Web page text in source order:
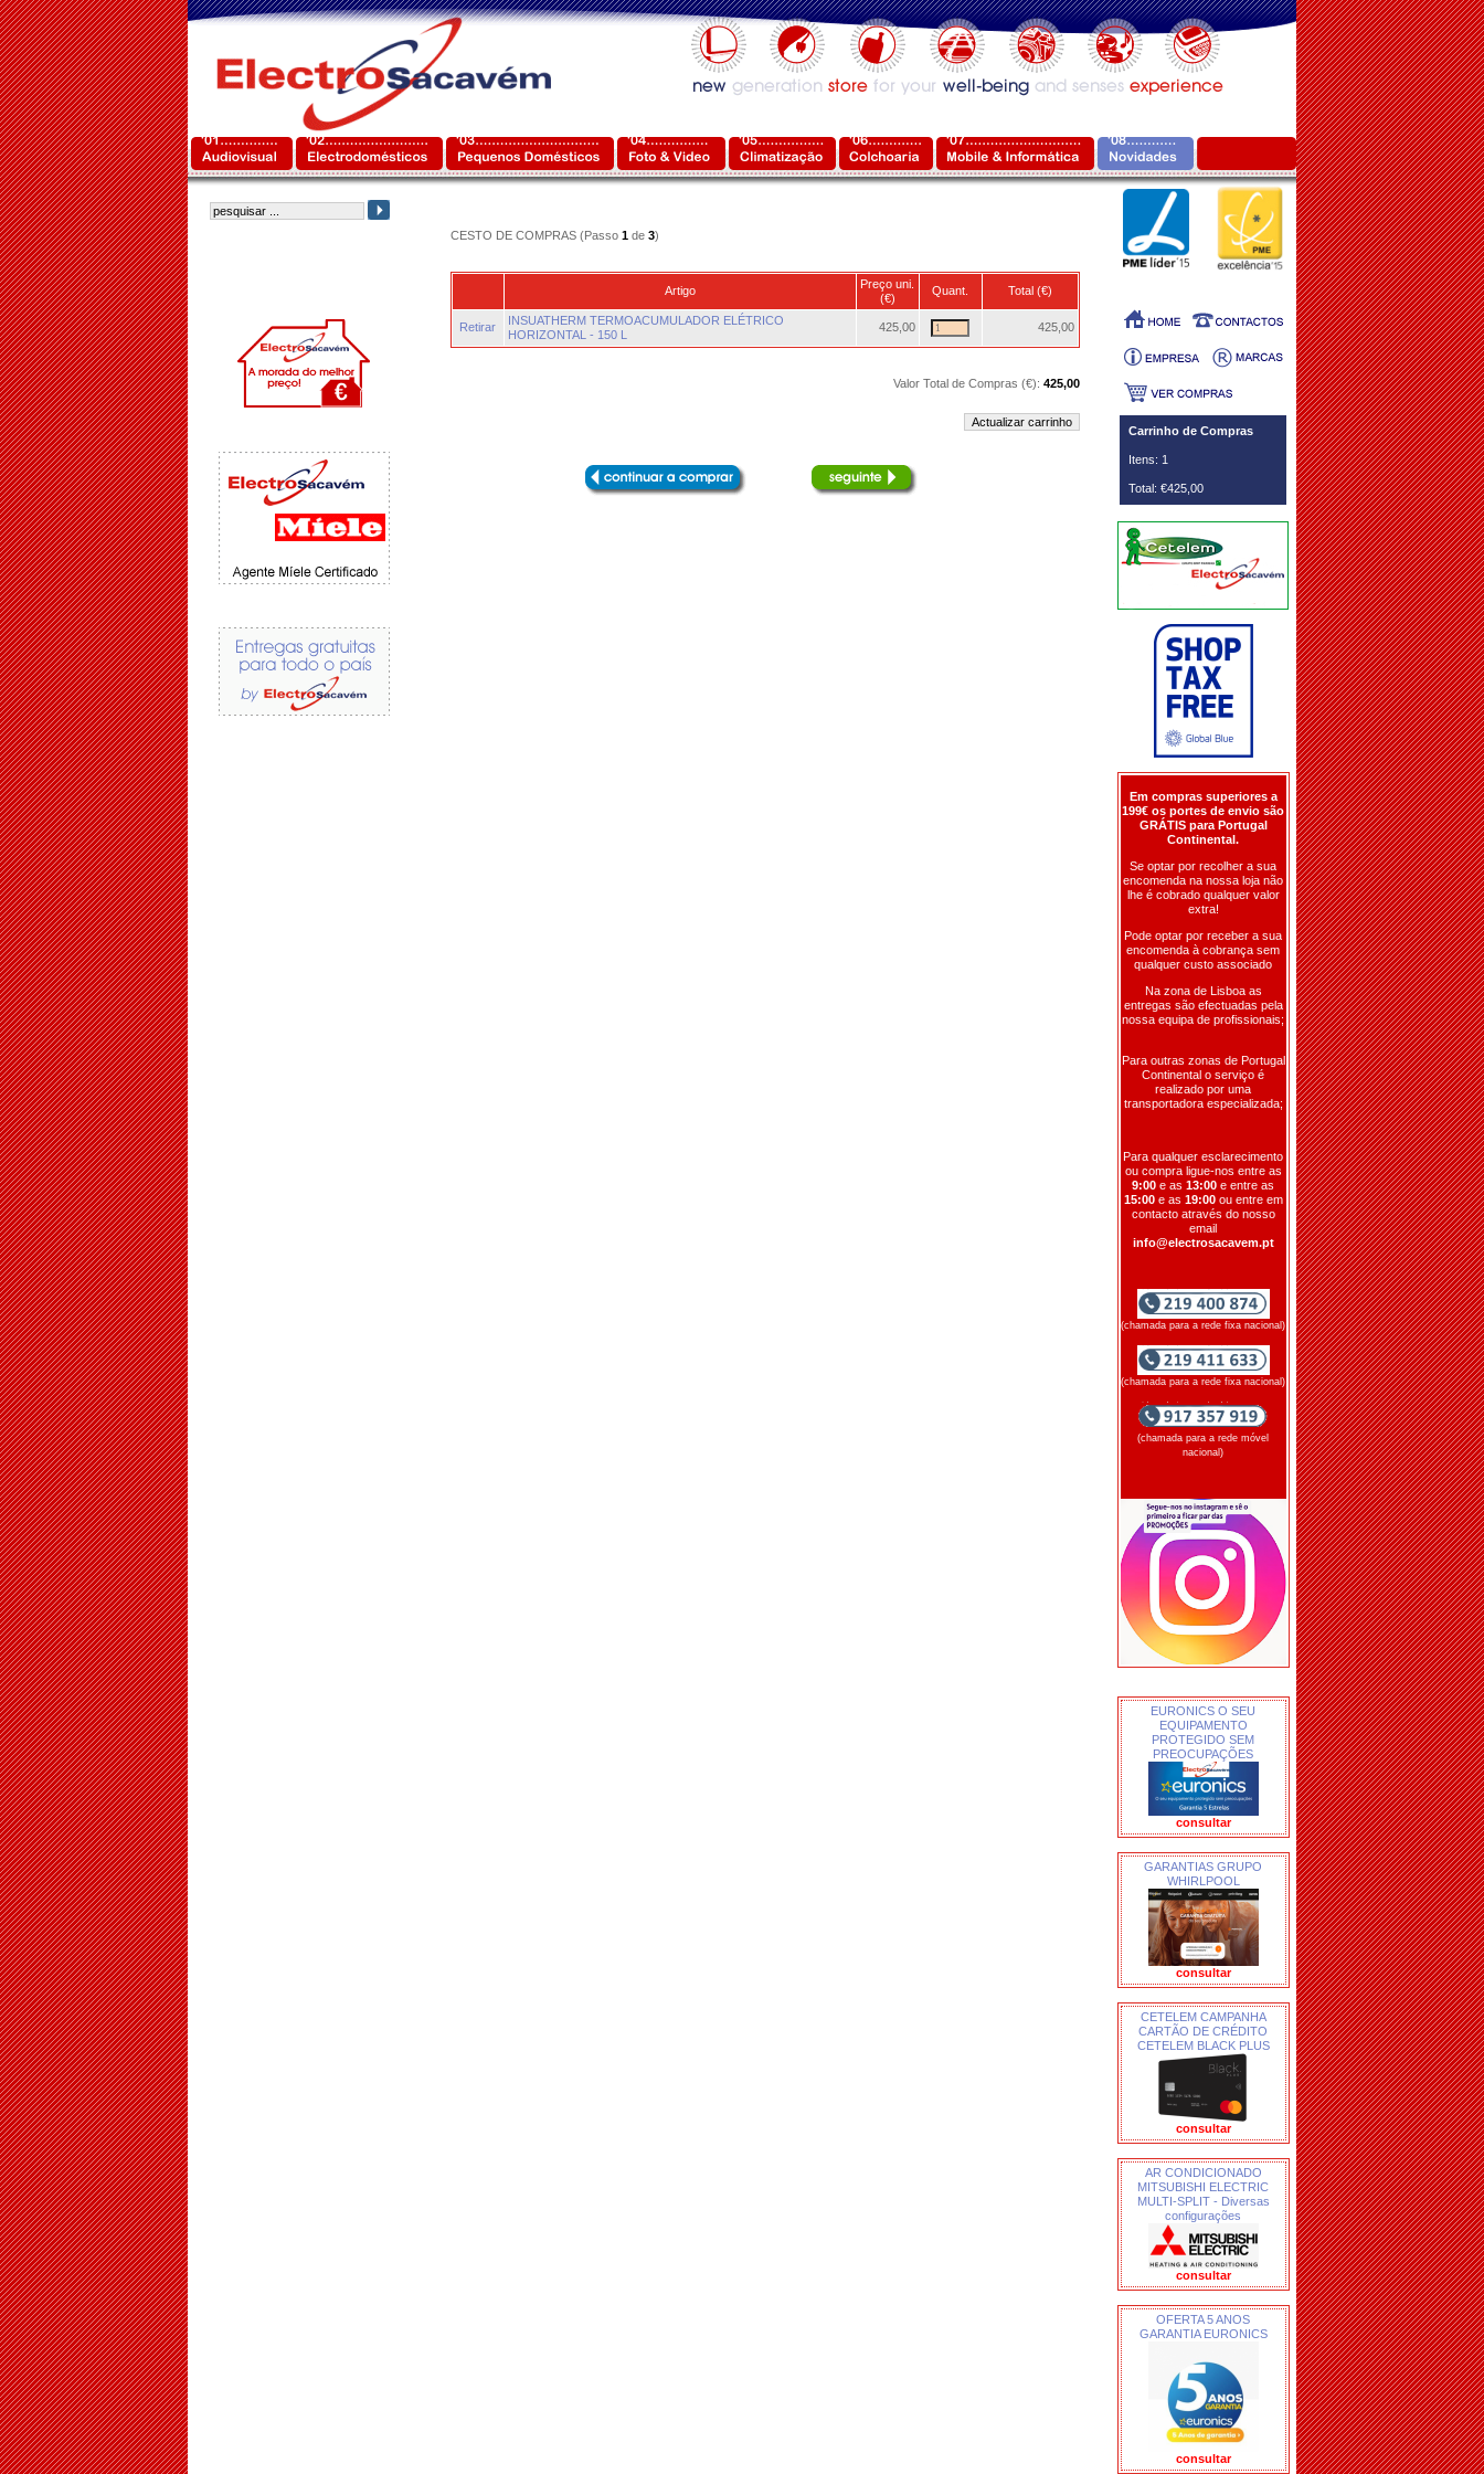
CESTO DE COMPRAS (Passo 1de 3)
Artigo
Preço uni.
(€)
Quant. Total (€)
Retirar
INSUATHERM TERMOACUMULADOR ELÉTRICO
HORIZONTAL - 150 L
425,00 425,00
Valor Total de Compras (€): 425,00
Actualizar carrinho
Carrinho de Compras
Itens: 1
Total: €425,00
Em compras superiores a
199€ os portes de envio são
GRÁTIS para Portugal
Continental.
Se optar por recolher a sua
encomenda na nossa loja não
lhe é cobrado qualquer valor
extra!
Pode optar por receber a sua
encomenda à cobrança sem
qualquer custo associado
Na zona de Lisboa as
entregas são efectuadas pela
nossa equipa de profissionais;
Para outras zonas de Portugal
Continental o serviço é
realizado por uma
transportadora especializada;
Para qualquer esclarecimento
ou compra ligue-nos entre as
9:00 e as 13:00 e entre as
15:00e as 19:00 ou entre em
contacto através do nosso
email
info@electrosacavem.pt
(chamada para a rede fixa nacional)
(chamada para a rede fixa nacional)
(chamada para a rede móvel
nacional)
EURONICS O SEU
EQUIPAMENTO
PROTEGIDO SEM
PREOCUPAÇÕES
consultar
GARANTIAS GRUPO
WHIRLPOOL
consultar
CETELEM CAMPANHA
CARTÃO DE CRÉDITO
CETELEM BLACK PLUS
consultar
AR CONDICIONADO
MITSUBISHI ELECTRIC
MULTI-SPLIT - Diversas
configurações
consultar
OFERTA 5 ANOS
GARANTIA EURONICS
consultar